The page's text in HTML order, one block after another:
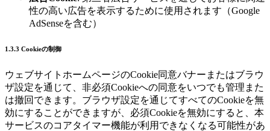
性の高い広告を表示するために使用されます（Google
AdSenseを含む）
1.3.3 Cookieの制御
ウェブサイトホームページのCookie同意バナーまたはブラウ
ザ設定を通じて、非必須Cookieへの同意をいつでも管理また
は撤回できます。ブラウザ設定を通じてすべてのCookieを無
効にすることができますが、必須Cookieを無効にすると、本
サービスのコアタイマー機能が利用できなくなる可能性があ